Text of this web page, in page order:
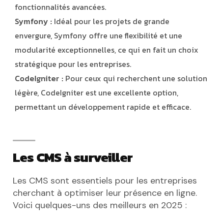
fonctionnalités avancées.
Symfony : Idéal pour les projets de grande
envergure, Symfony offre une flexibilité et une
modularité exceptionnelles, ce qui en fait un choix
stratégique pour les entreprises.
CodeIgniter : Pour ceux qui recherchent une solution
légère, CodeIgniter est une excellente option,
permettant un développement rapide et efficace.
Les CMS à surveiller
Les CMS sont essentiels pour les entreprises
cherchant à optimiser leur présence en ligne.
Voici quelques-uns des meilleurs en 2025 :